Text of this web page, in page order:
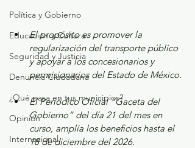
Política y Gobierno
Educación y Cultura
Seguridad y Justicia
Denuncia Ciudadana
¿Qué pasa en tus municipios?
Opinión
Internacional
El propósito es promover la
regularización del transporte público
y apoyar a los concesionarios y
permisionarios del Estado de México.
El Periódico Oficial “Gaceta del
Gobierno” del día 21 del mes en
curso, amplía los beneficios hasta el
18 de diciembre del 2026.